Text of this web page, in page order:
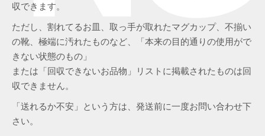
収できます。
ただし、割れてるお皿、取っ手が取れたマグカップ、不揃い
の靴、極端に汚れたものなど、「本来の目的通りの使用がで
きない状態のもの」
または「回収できないお品物」リストに掲載されたものは回
収できません。
「送れるか不安」という方は、発送前に一度お問い合わせ下
さい。